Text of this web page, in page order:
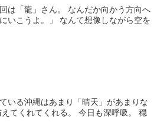
は「龍」さん。 なんだか向かう方向へ
いこうよ。」 なんて想像しながら空を
いる沖縄はあまり「晴天」があまりな
てくれてくれる。 今日も深呼吸。 穏